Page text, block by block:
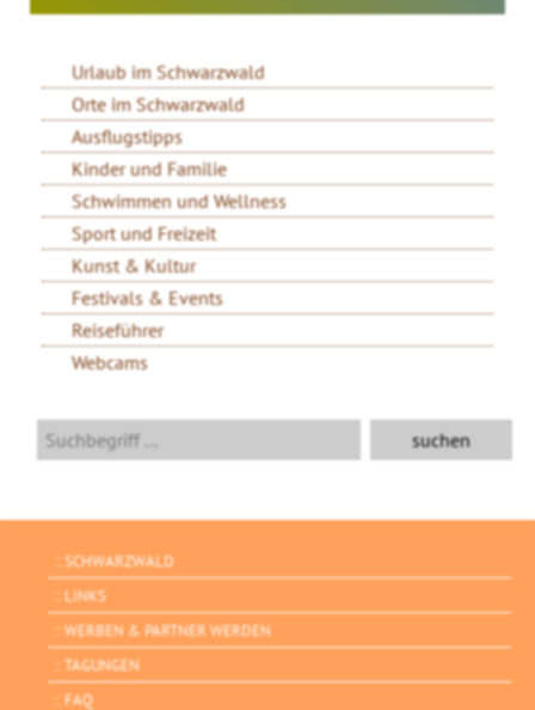
Urlaub im Schwarzwald
Orte im Schwarzwald
Ausflugstipps
Kinder und Familie
Schwimmen und Wellness
Sport und Freizeit
Kunst & Kultur
Festivals & Events
Reiseführer
Webcams
SCHWARZWALD
LINKS
WERBEN & PARTNER WERDEN
TAGUNGEN
FAQ